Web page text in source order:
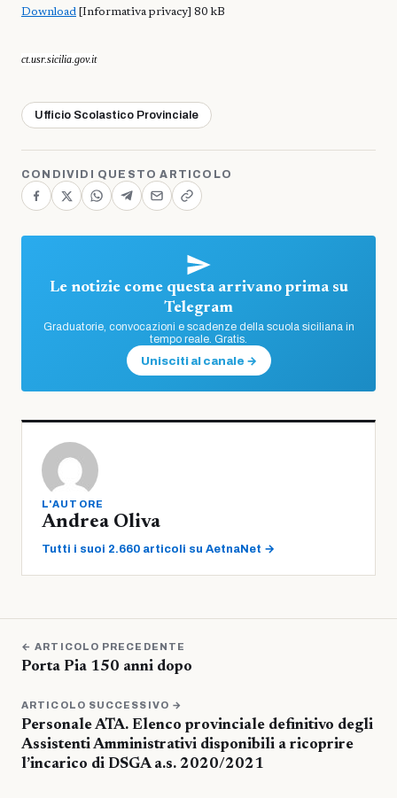
Download [Informativa privacy] 80 kB
ct.usr.sicilia.gov.it
Ufficio Scolastico Provinciale
CONDIVIDI QUESTO ARTICOLO
Le notizie come questa arrivano prima su
Telegram
Graduatorie, convocazioni e scadenze della scuola siciliana in
tempo reale. Gratis.
Unisciti al canale →
L'AUTORE
Andrea Oliva
Tutti i suoi 2.660 articoli su AetnaNet →
← ARTICOLO PRECEDENTE
Porta Pia 150 anni dopo
ARTICOLO SUCCESSIVO →
Personale ATA. Elenco provinciale definitivo degli
Assistenti Amministrativi disponibili a ricoprire
l’incarico di DSGA a.s. 2020/2021